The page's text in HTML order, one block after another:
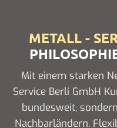
METALL -
Mit einem starken
Service Berli GmbH
bundesweit,
Nachbarländern.